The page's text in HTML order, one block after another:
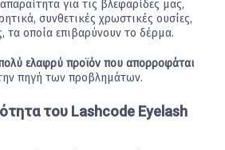
για τις βλεφαρίδες μας,
συνθετικές χρωστικές ουσίες,
τα οποία επιβαρύνουν το δέρμα.
ελαφρύ προϊόν που απορροφάται
πηγή των προβλημάτων.
του Lashcode Eyelash